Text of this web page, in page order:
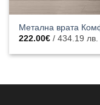
Метална врата
222.00€ / 434.19 лв.